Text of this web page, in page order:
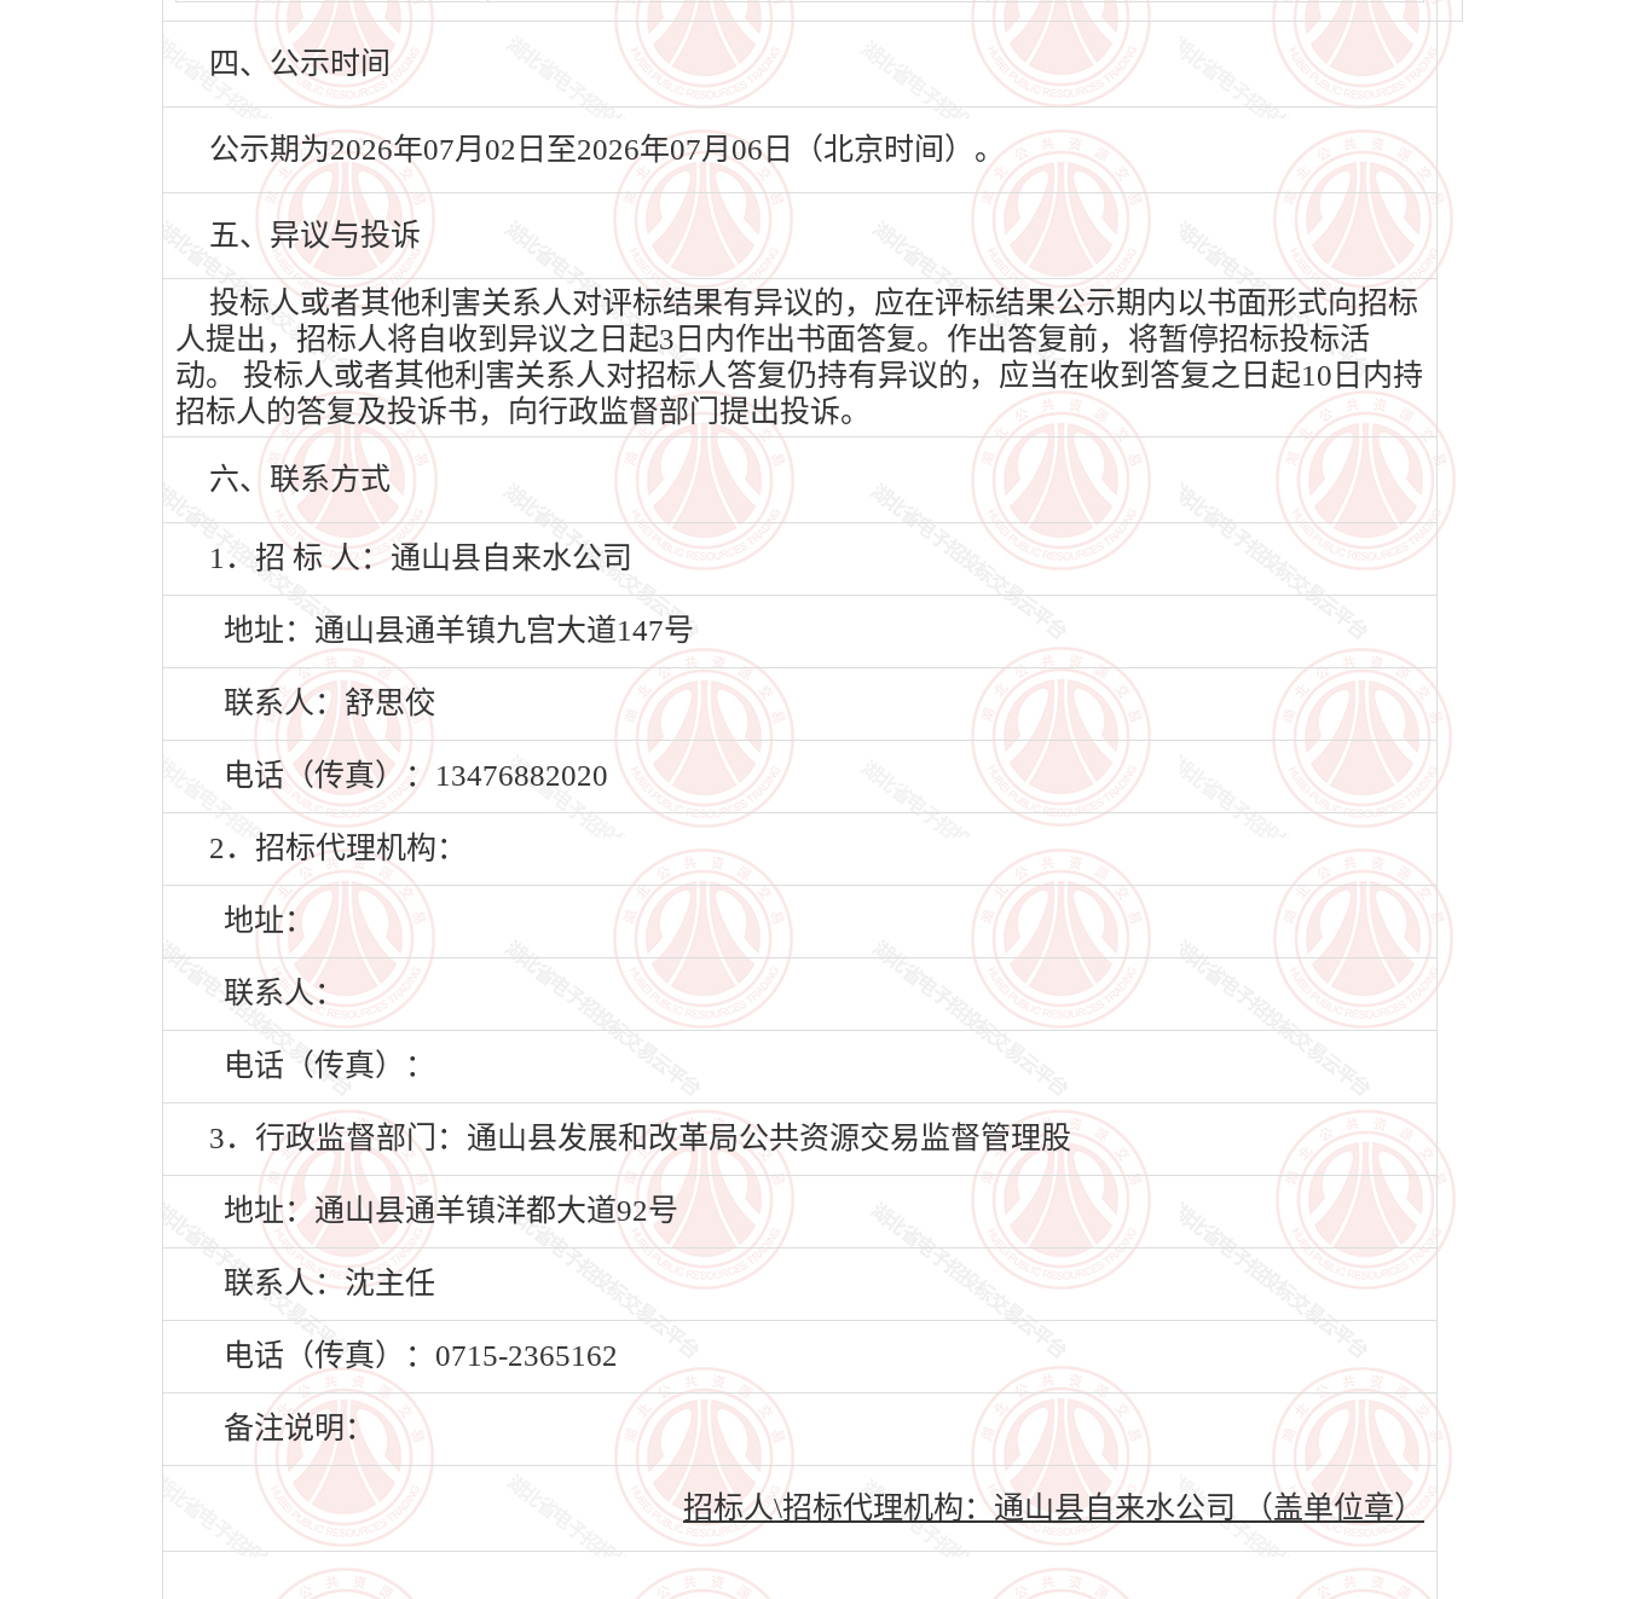
四、公示时间
公示期为2026年07月02日至2026年07月06日（北京时间）。
五、异议与投诉
投标人或者其他利害关系人对评标结果有异议的，应在评标结果公示期内以书面形式向招标
人提出，招标人将自收到异议之日起3日内作出书面答复。作出答复前，将暂停招标投标活
动。 投标人或者其他利害关系人对招标人答复仍持有异议的，应当在收到答复之日起10日内持
招标人的答复及投诉书，向行政监督部门提出投诉。
六、联系方式
1．招 标 人：通山县自来水公司
地址：通山县通羊镇九宫大道147号
联系人：舒思佼
电话（传真）：13476882020
2．招标代理机构：
地址：
联系人：
电话（传真）：
3．行政监督部门：通山县发展和改革局公共资源交易监督管理股
地址：通山县通羊镇洋都大道92号
联系人：沈主任
电话（传真）：0715-2365162
备注说明：
招标人\招标代理机构：通山县自来水公司 （盖单位章）